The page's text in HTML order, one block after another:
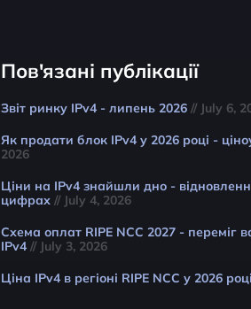
Пов'язані публікації
Звіт ринку IPv4 - липень 2026 // July 6,
Як продати блок IPv4 у 2026 році -
2026
Ціни на IPv4 знайшли дно -
цифрах // July 4, 2026
Схема оплат RIPE NCC 2027 - переміг
IPv4// July 3, 2026
Ціна IPv4 в регіоні RIPE NCC у 2026 році